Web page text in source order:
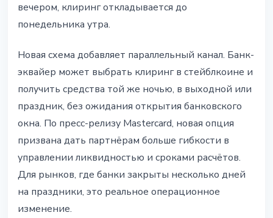
вечером, клиринг откладывается до
понедельника утра.
Новая схема добавляет параллельный канал. Банк-
эквайер может выбрать клиринг в стейблкоине и
получить средства той же ночью, в выходной или
праздник, без ожидания открытия банковского
окна. По пресс-релизу Mastercard, новая опция
призвана дать партнёрам больше гибкости в
управлении ликвидностью и сроками расчётов.
Для рынков, где банки закрыты несколько дней
на праздники, это реальное операционное
изменение.